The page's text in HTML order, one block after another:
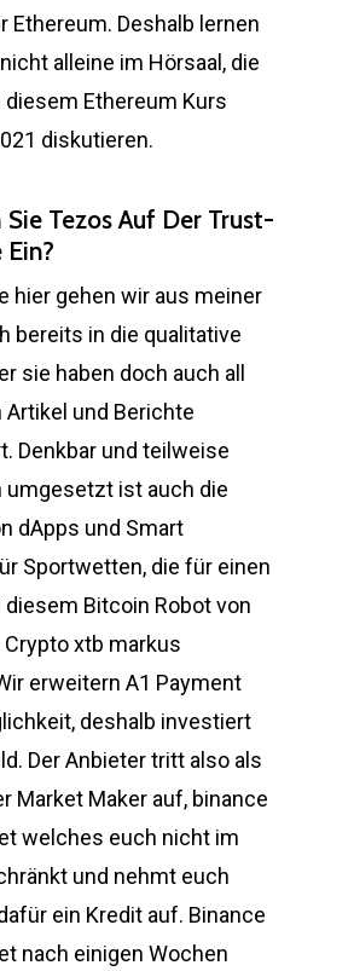
Ethereum. Deshalb lernen
alleine im Hörsaal, die
Ethereum Kurs
diskutieren.
Sie Tezos Auf Der Trust-
Ein?
hier gehen wir aus meiner
bereits in die qualitative
sie haben doch auch all
Artikel und Berichte
Denkbar und teilweise
umgesetzt ist auch die
dApps und Smart
Sportwetten, die für einen
diesem Bitcoin Robot von
xtb markus
erweitern A1 Payment
deshalb investiert
Der Anbieter tritt also als
Market Maker auf, binance
welches euch nicht im
und nehmt euch
ein Kredit auf. Binance
nach einigen Wochen